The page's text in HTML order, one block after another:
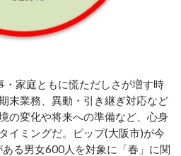
家庭ともに慌ただしさが増す時
末業務、異動・引き継ぎ対応など
の変化や将来への準備など、心身
イミングだ。ピップ(大阪市)が今
る男女600人を対象に「春」に関